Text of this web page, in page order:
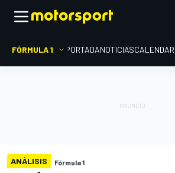
FÓRMULA 1 PORTADANOTICIAS
ANÁLISIS Fórmula 1